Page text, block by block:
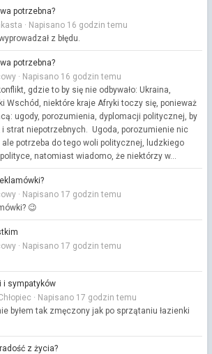
potrzebna?
· Napisano 16 godzin temu
z błędu.
potrzebna?
· Napisano 16 godzin temu
gdzie to by się nie odbywało: Ukraina,
Wschód, niektóre kraje Afryki toczy się, ponieważ
ugody, porozumienia, dyplomacji politycznej, by
i strat niepotrzebnych. Ugoda, porozumienie nic
potrzeba do tego woli politycznej, ludzkiego
natomiast wiadomo, że niektórzy w...
· Napisano 17 godzin temu
😉
· Napisano 17 godzin temu
i sympatyków
· Napisano 17 godzin temu
byłem tak zmęczony jak po sprzątaniu łazienki
z życia?